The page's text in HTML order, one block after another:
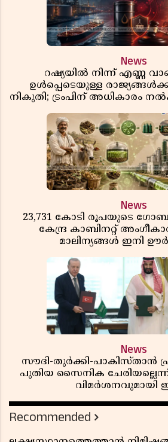
News
റഷ്യയിൽ നിന്ന് എണ്ണ
ഉൾപ്പെടെയുള്ള
നികുതി; ട്രംപിന് അധികാരം
News
23,731 കോടി രൂപയുടെ
കേന്ദ്ര കാബിനറ്റ്
മാലിന്യങ്ങൾ ഇനി
News
സൗദി-തുർക്കി-പാകിസ്താൻ
പുതിയ സൈനിക
വിമർശനവുമായി
Recommended